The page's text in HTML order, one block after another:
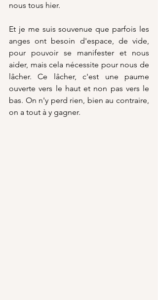
nous tous hier.
Et je me suis souvenue que parfois les
anges ont besoin d'espace, de vide,
pour pouvoir se manifester et nous
aider, mais cela nécessite pour nous de
lâcher. Ce lâcher, c'est une paume
ouverte vers le haut et non pas vers le
bas. On n'y perd rien, bien au contraire,
on a tout à y gagner.